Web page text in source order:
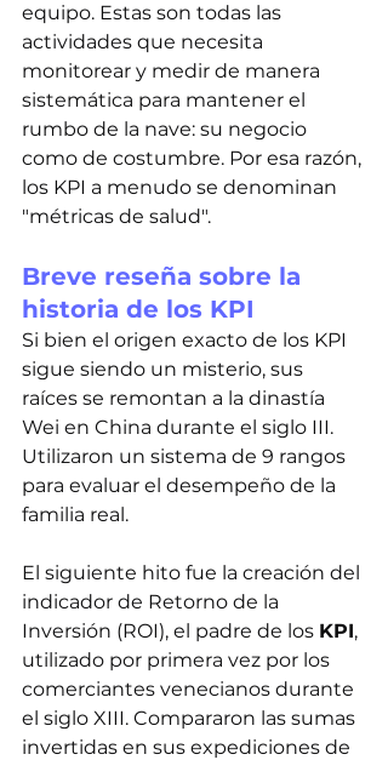
equipo. Estas son todas las
actividades que necesita
monitorear y medir de manera
sistemática para mantener el
rumbo de la nave: su negocio
como de costumbre. Por esa razón,
los KPI a menudo se denominan
"métricas de salud".
Breve reseña sobre la
historia de los KPI
Si bien el origen exacto de los KPI
sigue siendo un misterio, sus
raíces se remontan a la dinastía
Wei en China durante el siglo III.
Utilizaron un sistema de 9 rangos
para evaluar el desempeño de la
familia real.
El siguiente hito fue la creación del
indicador de Retorno de la
Inversión (ROI), el padre de los KPI,
utilizado por primera vez por los
comerciantes venecianos durante
el siglo XIII. Compararon las sumas
invertidas en sus expediciones de